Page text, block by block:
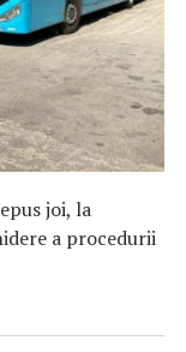
joi, la
a procedurii